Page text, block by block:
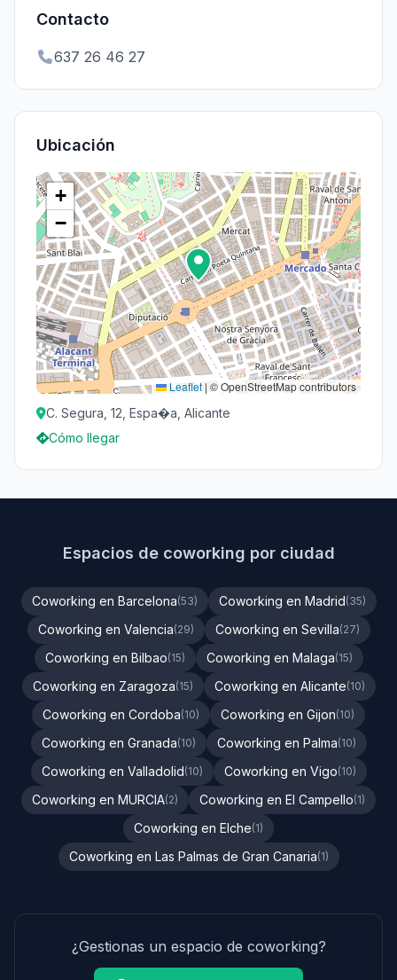
Contacto
637 26 46 27
Ubicación
+
−
Leaflet | © OpenStreetMap contributors
C. Segura, 12, Espa�a, Alicante
Cómo llegar
Espacios de coworking por ciudad
Coworking en Barcelona(53) Coworking en Madrid(35)
Coworking en Valencia(29) Coworking en Sevilla(27)
Coworking en Bilbao(15) Coworking en Malaga(15)
Coworking en Zaragoza(15) Coworking en Alicante(10)
Coworking en Cordoba(10) Coworking en Gijon(10)
Coworking en Granada(10) Coworking en Palma(10)
Coworking en Valladolid(10) Coworking en Vigo(10)
Coworking en MURCIA(2) Coworking en El Campello(1)
Coworking en Elche(1)
Coworking en Las Palmas de Gran Canaria(1)
¿Gestionas un espacio de coworking?